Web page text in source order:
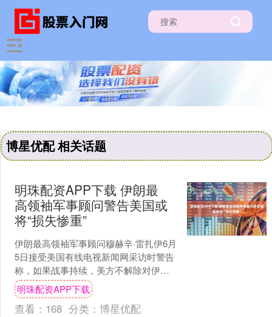
博星优配 相关话题
明珠配资APP下载 伊朗最
高领袖军事顾问警告美国或
将“损失惨重”
伊朗最高领袖军事顾问穆赫辛·雷扎伊6月
5日接受美国有线电视新闻网采访时警告
称，如果战事持续，美方不解除对伊朗
的海上封锁，战火或将蔓延至印度洋等
更大范围，伊朗也将....
明珠配资APP下载
查看： 168 分类： 博星优配